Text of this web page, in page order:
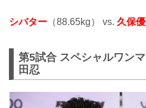
シバター （88.65kg） vs. 久保
第5試合 スペシャルワン
田忍